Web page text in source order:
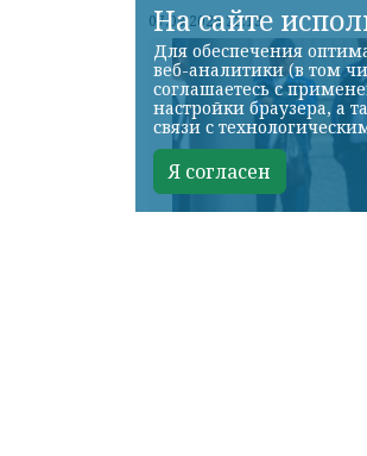
07.08.2026 22:13
На сайте
Для обеспечения
веб-аналитики (в том
соглашаетесь с
настройки браузера, а
связи с
Я согласен